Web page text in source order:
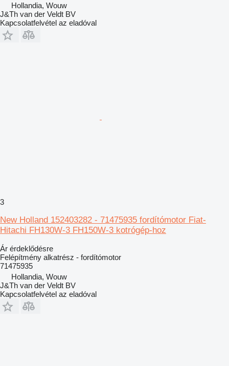
Hollandia, Wouw
J&Th van der Veldt BV
Kapcsolatfelvétel az eladóval
3
New Holland 152403282 - 71475935 fordítómotor Fiat-
Hitachi FH130W-3 FH150W-3 kotrógép-hoz
Ár érdeklődésre
Felépítmény alkatrész - fordítómotor
71475935
Hollandia, Wouw
J&Th van der Veldt BV
Kapcsolatfelvétel az eladóval